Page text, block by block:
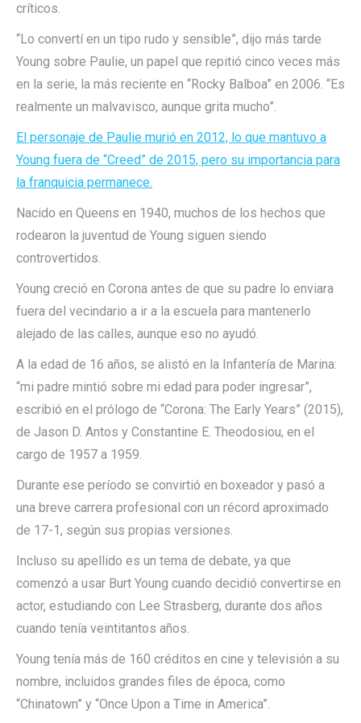
críticos.
“Lo convertí en un tipo rudo y sensible”, dijo más tarde
Young sobre Paulie, un papel que repitió cinco veces más
en la serie, la más reciente en “Rocky Balboa” en 2006. “Es
realmente un malvavisco, aunque grita mucho”.
El personaje de Paulie murió en 2012, lo que mantuvo a
Young fuera de “Creed” de 2015, pero su importancia para
la franquicia permanece.
Nacido en Queens en 1940, muchos de los hechos que
rodearon la juventud de Young siguen siendo
controvertidos.
Young creció en Corona antes de que su padre lo enviara
fuera del vecindario a ir a la escuela para mantenerlo
alejado de las calles, aunque eso no ayudó.
A la edad de 16 años, se alistó en la Infantería de Marina:
“mi padre mintió sobre mi edad para poder ingresar”,
escribió en el prólogo de “Corona: The Early Years” (2015),
de Jason D. Antos y Constantine E. Theodosiou, en el
cargo de 1957 a 1959.
Durante ese período se convirtió en boxeador y pasó a
una breve carrera profesional con un récord aproximado
de 17-1, según sus propias versiones.
Incluso su apellido es un tema de debate, ya que
comenzó a usar Burt Young cuando decidió convertirse en
actor, estudiando con Lee Strasberg, durante dos años
cuando tenía veintitantos años.
Young tenía más de 160 créditos en cine y televisión a su
nombre, incluidos grandes files de época, como
“Chinatown” y “Once Upon a Time in America”.